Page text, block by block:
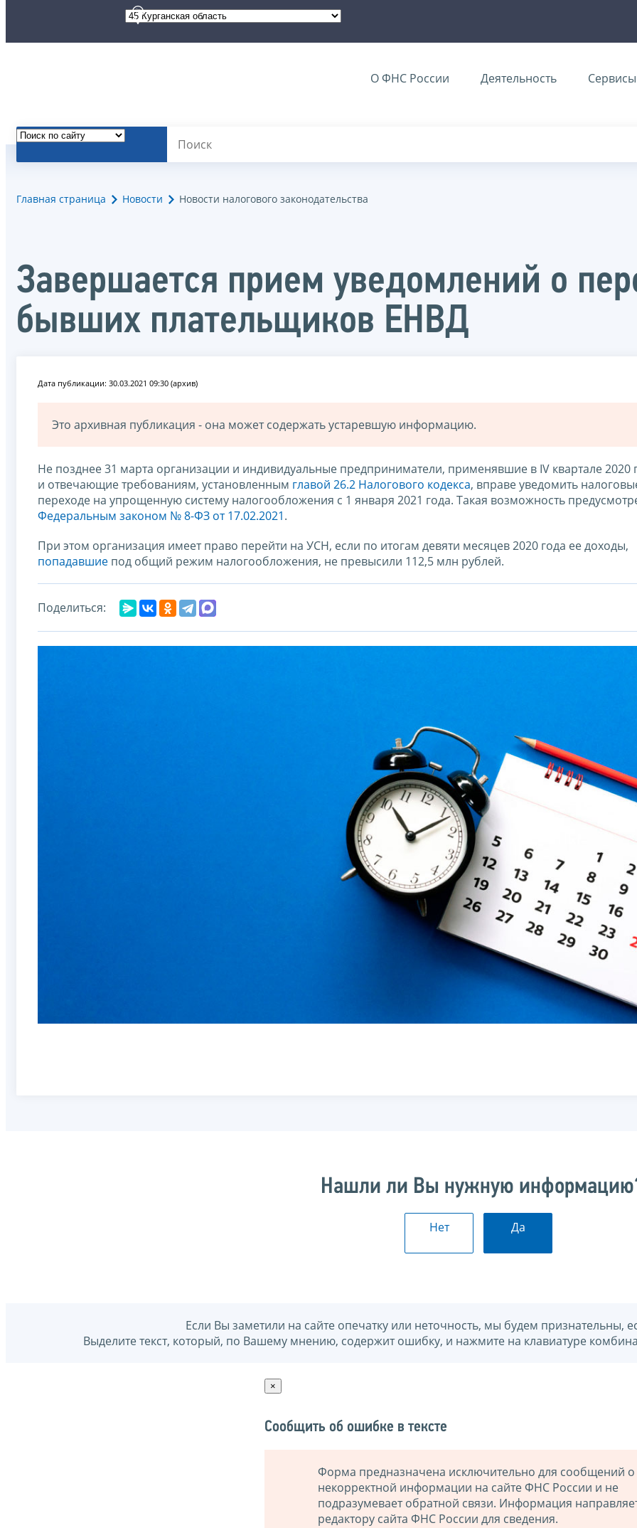
О ФНС России Деятельность Сервисы
Главная страница Новости Новости налогового законодательства
Завершается прием уведомлений о
бывших плательщиков ЕНВД
Дата публикации: 30.03.2021 09:30 (архив)
Это архивная публикация - она может содержать устаревшую информацию.
Не позднее 31 марта организации и индивидуальные предприниматели, применявшие в IV квартале 2020
и отвечающие требованиям, установленным главой 26.2 Налогового кодекса, вправе уведомить
переходе на упрощенную систему налогообложения с 1 января 2021 года. Такая возможность
Федеральным законом № 8-ФЗ от 17.02.2021.
При этом организация имеет право перейти на УСН, если по итогам девяти месяцев 2020 года ее доходы,
попадавшие под общий режим налогообложения, не превысили 112,5 млн рублей.
Поделиться:
Нашли ли Вы нужную
Нет Да
Если Вы заметили на сайте опечатку или неточность, мы будем признательны,
Выделите текст, который, по Вашему мнению, содержит ошибку, и нажмите на клавиатуре
×
Сообщить об ошибке в тексте
Форма предназначена исключительно для сообщений о
некорректной информации на сайте ФНС России и не
подразумевает обратной связи. Информация
редактору сайта ФНС России для сведения.